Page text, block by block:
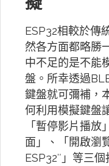
ESP32相較於傳
然各方面都略勝
中不足的是不能
盤。所幸透過
鍵盤就可彌補，
何利用模擬鍵盤
「暫停影片播放
面」、「開啟瀏
ESP32″」等三